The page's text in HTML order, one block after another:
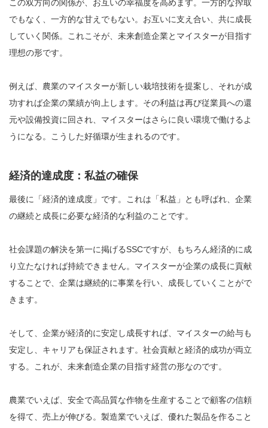
この双方向の関係が、お互いの幸福度を高めます。一方的な搾取
でもなく、一方的な甘えでもない。お互いに支え合い、共に成長
していく関係。これこそが、未来創造企業とマイスターが目指す
理想の形です。
例えば、農業のマイスターが新しい栽培技術を提案し、それが成
功すれば企業の業績が向上します。その利益は再び従業員への還
元や設備投資に回され、マイスターはさらに良い環境で働けるよ
うになる。こうした好循環が生まれるのです。
経済的達成度：私益の確保
最後に「経済的達成度」です。これは「私益」とも呼ばれ、企業
の継続と成長に必要な経済的な利益のことです。
社会課題の解決を第一に掲げるSSCですが、もちろん経済的に成
り立たなければ持続できません。マイスターが企業の成長に貢献
することで、企業は継続的に事業を行い、成長していくことがで
きます。
そして、企業が経済的に安定し成長すれば、マイスターの給与も
安定し、キャリアも保証されます。社会貢献と経済的成功が両立
する。これが、未来創造企業の目指す経営の形なのです。
農業でいえば、安全で高品質な作物を生産することで顧客の信頼
を得て、売上が伸びる。製造業でいえば、優れた製品を作ること